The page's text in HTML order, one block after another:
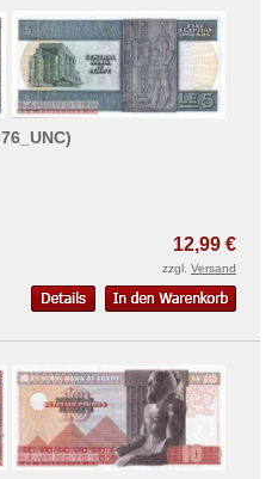
12,99 €
zzgl. Versand